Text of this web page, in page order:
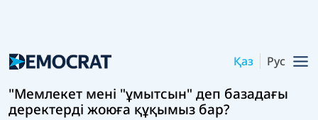
Қаз Рус
"Мемлекет мені "ұмытсын" деп базадағы
деректерді жоюға құқымыз бар?